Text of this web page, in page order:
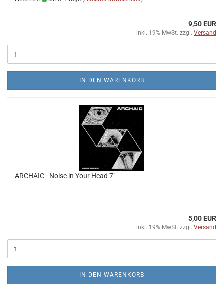
9,50 EUR
inkl. 19% MwSt. zzgl. Versand
IN DEN WARENKORB
ARCHAIC - Noise in Your Head 7"
5,00 EUR
inkl. 19% MwSt. zzgl. Versand
IN DEN WARENKORB